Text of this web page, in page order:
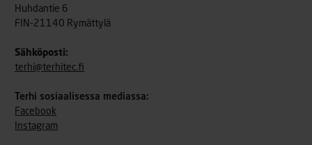
Huhdantie 6
FIN-21140 Rymättylä
Sähköposti:
terhi@terhitec.fi
Terhi sosiaalisessa mediassa:
Facebook
Instagram